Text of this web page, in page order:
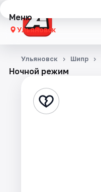
Меню
Ульяновск
Концерты
Стендап
Ночной режим
Ульяновск Шипр